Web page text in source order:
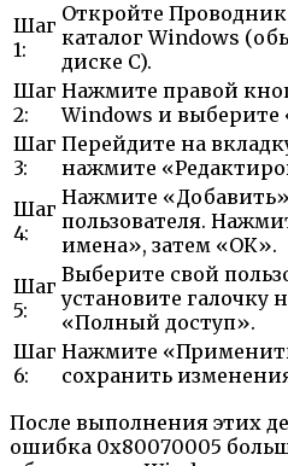
Шаг
1:
Откройте
каталог Windows
диске C).
Шаг
2:
Нажмите правой
Windows и выберите
Шаг
3:
Перейдите на
нажмите
Шаг
4:
Нажмите
пользователя.
имена», затем «ОК».
Шаг
5:
Выберите свой
установите галочку
«Полный доступ».
Шаг
6:
Нажмите
сохранить
После выполнения этих
ошибка 0x80070005